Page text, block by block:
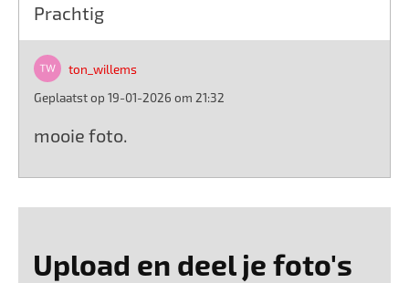
Prachtig
ton_willems
Geplaatst op 19-01-2026 om 21:32
mooie foto.
Upload en deel je foto's